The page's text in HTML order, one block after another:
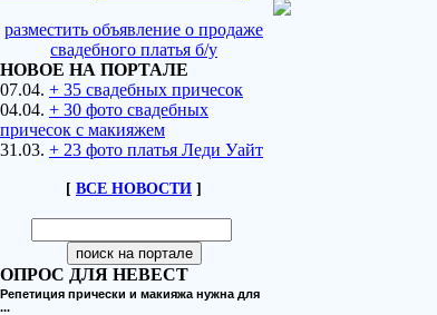
разместить объявление о продаже
свадебного платья б/у
НОВОЕ НА ПОРТАЛЕ
07.04. + 35 свадебных причесок
04.04. + 30 фото свадебных
причесок с макияжем
31.03. + 23 фото платья Леди Уайт
[ ВСЕ НОВОСТИ ]
ОПРОС ДЛЯ НЕВЕСТ
Репетиция прически и макияжа нужна для
...